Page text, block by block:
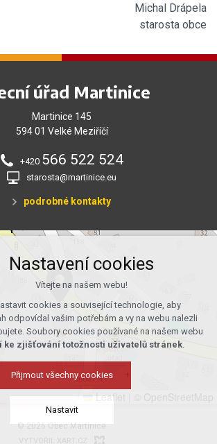
Michal Drápela
starosta obce
úřad Martinice
Martinice 145
594 01 Velké Meziříčí
+420 566 522 524
starosta@martinice.eu
podrobné kontakty
Leaflet
© 2026 Obec Martinice
Nastavení cookies
Vítejte na našem webu!
cookies a související technologie, aby
odpovídal vašim potřebám a vy na webu nalezli
Soubory cookies používané na našem webu
ke zjišťování totožnosti uživatelů stránek.
Přijmout všechny cookies
Nastavit